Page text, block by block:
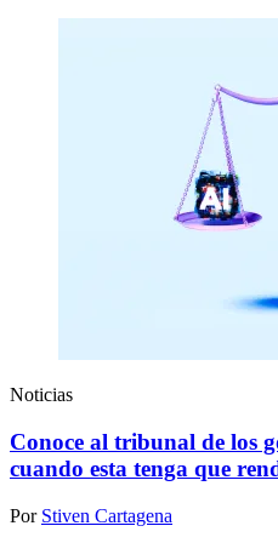
Noticias
Conoce al tribunal de los
cuando esta tenga que
Por Stiven Cartagena